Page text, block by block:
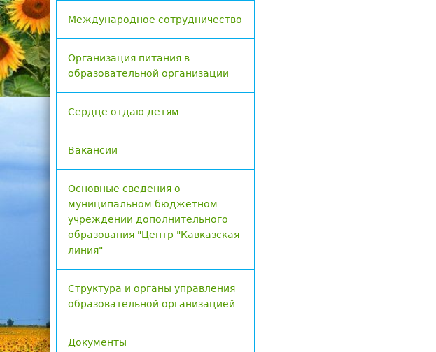
Международное сотрудничество
Организация питания в
образовательной организации
Сердце отдаю детям
Вакансии
Основные сведения о
муниципальном бюджетном
учреждении дополнительного
образования "Центр "Кавказская
линия"
Структура и органы управления
образовательной организацией
Документы